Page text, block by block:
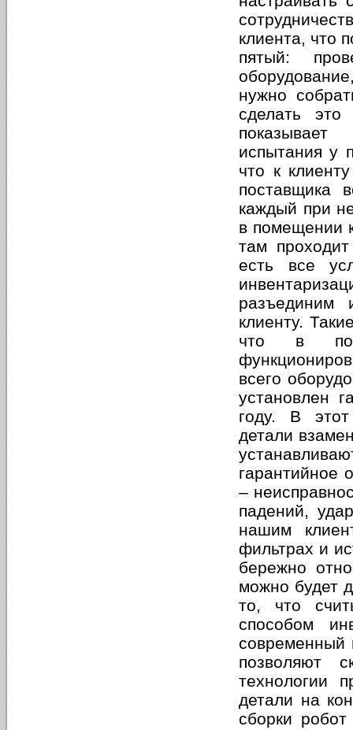
клиента, что
пятый:
нужно
сделать это
показывает
испытания у
что к
поставщика
каждый при
в помещении
там
есть все
разъединим
клиенту.
что в
всего
установлен
году. В этот
детали
гарантийное
–
падений,
нашим
фильтрах и
бережно
можно будет
то, что
способом
современный
позволяют
технологии
детали на
сборки